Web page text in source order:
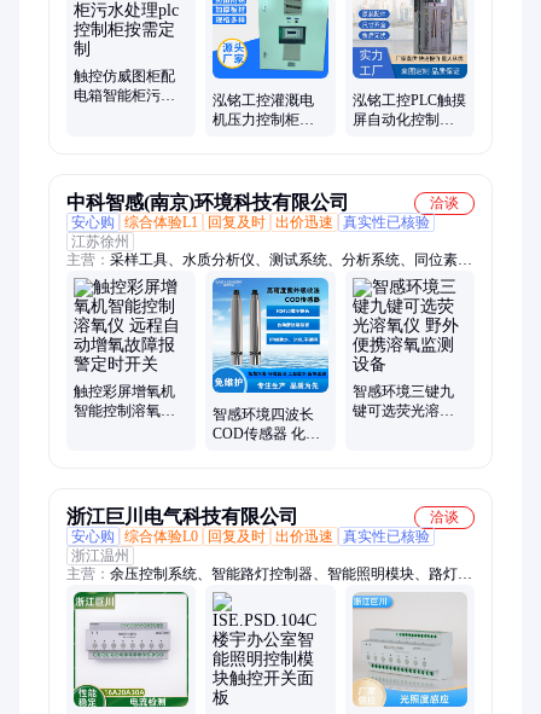
制柜、调蓄plc池控制柜、闸门现地控制箱、水库提水泵站控制
柜、雨水排涝泵站控制柜、泵站LCU现地控制柜、污水处理plc控
制柜、恒温恒湿控制柜、废气处理plc控制柜、废水处理控制柜、
双电源控制柜、水电站机组LCU屏、河涌泵站闸门LCU屏
触控仿威图柜配
电箱智能柜污水
泓铭工控灌溉电
机压力控制柜水
泓铭工控PLC触摸
屏自动化控制箱
中科智感(南京)环境科技有限公司
洽谈
安心购
综合体验L1 回复及时 出价迅速
真实性已核验
江苏徐州
主营： 采样工具、水质分析仪、测试系统、分析系统、同位素分
析仪
触控彩屏增氧机
智能控制溶氧仪
智感环境四波长
COD传感器 化工
智感环境三键九
键可选荧光溶氧
浙江巨川电气科技有限公司
洽谈
安心购
综合体验L0 回复及时 出价迅速
真实性已核验
浙江温州
主营： 余压控制系统、智能路灯控制器、智能照明模块、路灯节
电装置